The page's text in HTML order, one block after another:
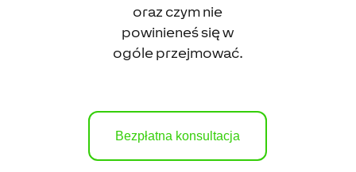
oraz czym nie
powinieneś się w
ogóle przejmować.
Bezpłatna konsultacja